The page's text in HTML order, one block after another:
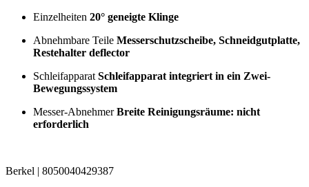
Einzelheiten 20° geneigte Klinge
Abnehmbare Teile Messerschutzscheibe, Schneidgutplatte,
Restehalter deflector
Schleifapparat Schleifapparat integriert in ein Zwei-
Bewegungssystem
Messer-Abnehmer Breite Reinigungsräume: nicht
erforderlich
Berkel | 8050040429387